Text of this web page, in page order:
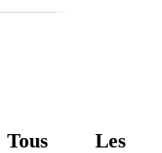
Tous
Les